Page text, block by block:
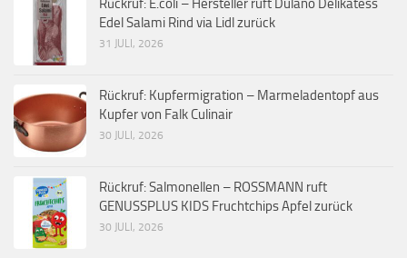
Rückruf: E.coli – Hersteller ruft Dulano Delikatess
Edel Salami Rind via Lidl zurück
31 JULI, 2026
Rückruf: Kupfermigration – Marmeladentopf aus
Kupfer von Falk Culinair
30 JULI, 2026
Rückruf: Salmonellen – ROSSMANN ruft
GENUSSPLUS KIDS Fruchtchips Apfel zurück
30 JULI, 2026